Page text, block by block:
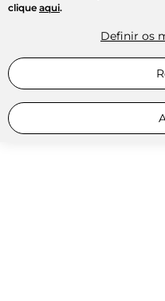
clique aqui.
Definir os